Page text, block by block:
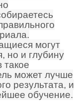
могут
но и глубину
может лучше
результата, и
обучение.